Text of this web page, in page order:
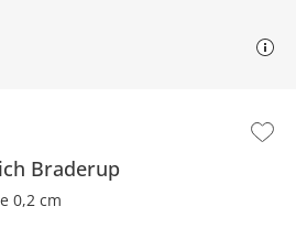
Braderup
0,2 cm